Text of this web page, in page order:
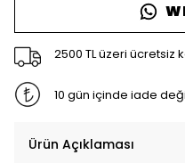
2500 TL üzeri ücretsiz
10 gün içinde iade
Ürün Açıklaması